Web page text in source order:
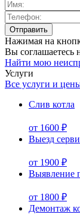
Нажимая на
Вы соглашаетесь
Найти мою
Услуги
Все услуги и
Слив котла
от 1600 ₽
Выезд
от 1900 ₽
Выявление
от 1800 ₽
Демонтаж